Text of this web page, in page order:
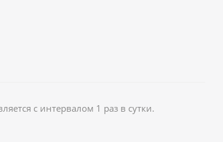
с интервалом 1 раз в сутки.